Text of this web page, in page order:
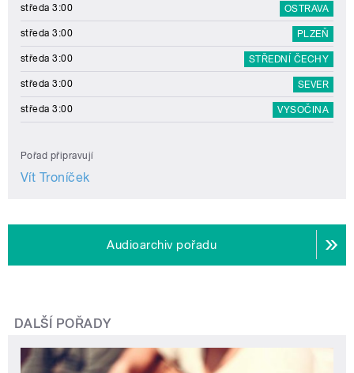
středa 3:00 OSTRAVA
středa 3:00 PLZEŇ
středa 3:00 STŘEDNÍ ČECHY
středa 3:00 SEVER
středa 3:00 VYSOČINA
Pořad připravují
Vít Troníček
Audioarchiv pořadu
DALŠÍ POŘADY